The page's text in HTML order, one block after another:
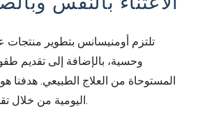
الاعتناء بالنفس
تلتزم أومنيسانس بتطوير منتجات
وحسية، بالإضافة إلى تقديم
المستوحاة من العلاج الطبيعي. هدفنا
اليومية من خلال تقديم تجارب لا تنسى.